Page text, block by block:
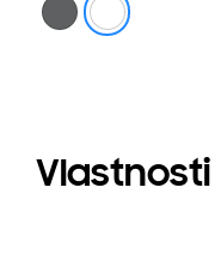
Vlastnosti